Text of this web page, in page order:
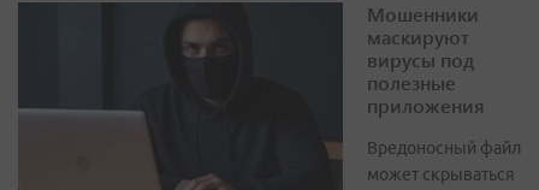
Мошенники
маскируют
вирусы под
полезные
приложения
Вредоносный файл
может скрываться